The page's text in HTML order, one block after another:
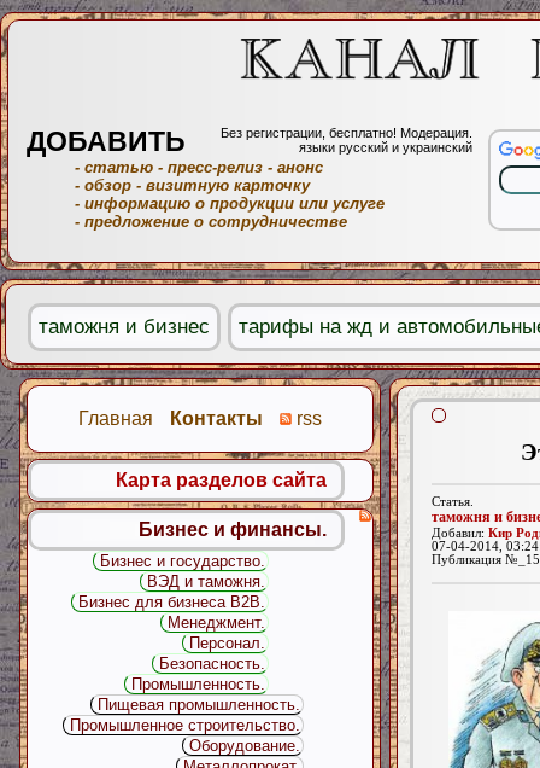
Статья.
таможня и
Добавил: Кир
07-04-2014,
Публикация
Главная Контакты rss
Карта разделов сайта
Бизнес и финансы.
Бизнес и государство.
ВЭД и таможня.
Бизнес для бизнеса B2B.
Менеджмент.
Персонал.
Безопасность.
Промышленность.
Пищевая промышленность.
Промышленное строительство.
Оборудование.
ДОБАВИТЬ
Без регистрации, бесплатно! Модерация.
языки русский и украинский
- статью - пресс-релиз - анонс
- обзор - визитную карточку
- информацию о продукции или услуге
- предложение о сотрудничестве
таможня и бизнес тарифы на жд и